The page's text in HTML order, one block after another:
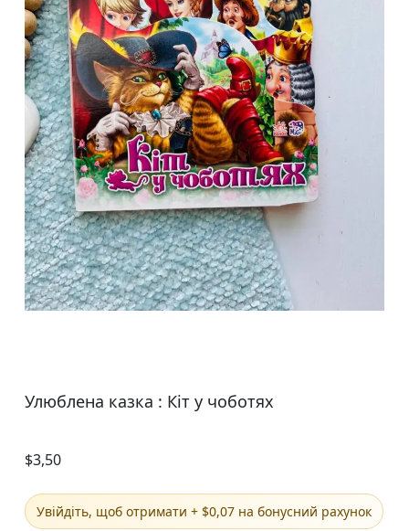
Улюблена казка : Кіт у чоботях
$3,50
Увійдіть, щоб отримати + $0,07 на бонусний рахунок